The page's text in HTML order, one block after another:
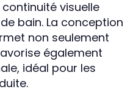
visuelle
bain. La conception
non seulement
également
idéal pour les